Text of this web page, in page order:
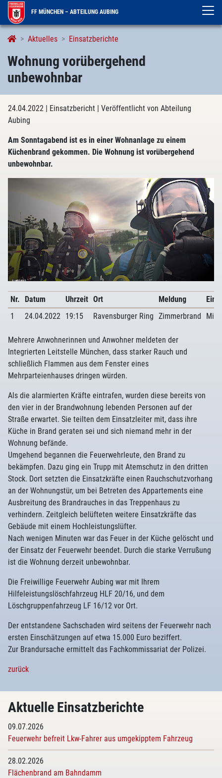
FF MÜNCHEN – ABTEILUNG AUBING
Aktuelles Einsatzberichte
Wohnung vorübergehend
unbewohnbar
24.04.2022 | Einsatzbericht | Veröffentlicht von Abteilung
Aubing
Am Sonntagabend ist es in einer Wohnanlage zu einem
Küchenbrand gekommen. Die Wohnung ist vorübergehend
unbewohnbar.
Nr. Datum Uhrzeit Ort Meldung
1
24.04.2022 19:15 Ravensburger Ring Zimmerbrand
Mehrere Anwohnerinnen und Anwohner meldeten der
Integrierten Leitstelle München, dass starker Rauch und
schließlich Flammen aus dem Fenster eines
Mehrparteienhauses dringen würden.
Als die alarmierten Kräfte eintrafen, wurden diese bereits von
den vier in der Brandwohnung lebenden Personen auf der
Straße erwartet. Sie teilten dem Einsatzleiter mit, dass ihre
Küche in Brand geraten sei und sich niemand mehr in der
Wohnung befände.
Umgehend begannen die Feuerwehrleute, den Brand zu
bekämpfen. Dazu ging ein Trupp mit Atemschutz in den dritten
Stock. Dort setzten die Einsatzkräfte einen Rauchschutzvorhang
an der Wohnungstür, um bei Betreten des Appartements eine
Ausbreitung des Brandrauches in das Treppenhaus zu
verhindern. Zeitgleich belüfteten weitere Einsatzkräfte das
Gebäude mit einem Hochleistungslüfter.
Nach wenigen Minuten war das Feuer in der Küche gelöscht und
der Einsatz der Feuerwehr beendet. Durch die starke Verrußung
ist die Wohnung derzeit unbewohnbar.
Die Freiwillige Feuerwehr Aubing war mit Ihrem
Hilfeleistungslöschfahrzeug HLF 20/16, und dem
Löschgruppenfahrzeug LF 16/12 vor Ort.
Der entstandene Sachschaden wird seitens der Feuerwehr nach
ersten Einschätzungen auf etwa 15.000 Euro beziffert.
Zur Brandursache ermittelt das Fachkommissariat der Polizei.
zurück
Aktuelle Einsatzberichte
09.07.2026
Feuerwehr befreit Lkw-Fahrer aus umgekipptem Fahrzeug
28.02.2026
Flächenbrand am Bahndamm